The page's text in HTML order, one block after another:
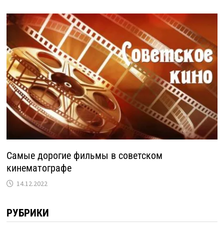
Самые дорогие фильмы в советском
кинематографе
14.12.2022
РУБРИКИ